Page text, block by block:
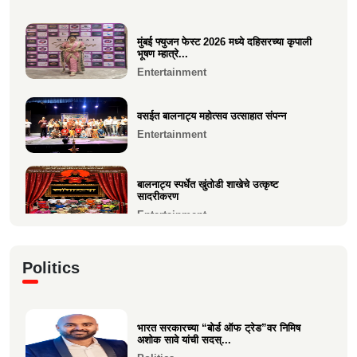
जगप्रसिद्ध कॉम्रेड्स अल्ट्रा मॅरेथॉनमध्ये आदिती सावे
मुंबई फ्युजन फेस्ट 2026 मध्ये दहिसरच्या कृपाली भूषण
१२ वी CET परीक्षेत सुप्रिया पराग वर्तक (केळवे.
अंबारे) हिचे...
मुंबई फ्युजन फेस्ट 2026 मध्ये दहिसरच्या कृपाली
भूषण म्हात्रे...
Entertainment
वसईत बालनाट्य महोत्सव उत्साहात संपन्न
Entertainment
बालनाट्य स्पर्धेत खुंतोडी शाखेचे उत्कृष्ट
सादरीकरण
Entertainment
नीरज चुरी निर्मित“साबर बोंडं” – अनेक
आंतरराष्ट्रीय पुरस्कारा...
Politics
भारत सरकारच्या “बोर्ड ऑफ ट्रेड”वर निमिष
अशोक सावे यांची सदस्...